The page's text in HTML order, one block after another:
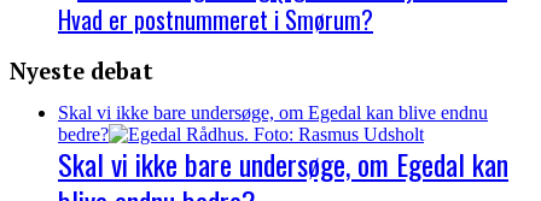
Hvad er postnummeret i Smørum?
Nyeste debat
Skal vi ikke bare undersøge, om Egedal kan blive endnu
bedre?
Skal vi ikke bare undersøge, om Egedal kan